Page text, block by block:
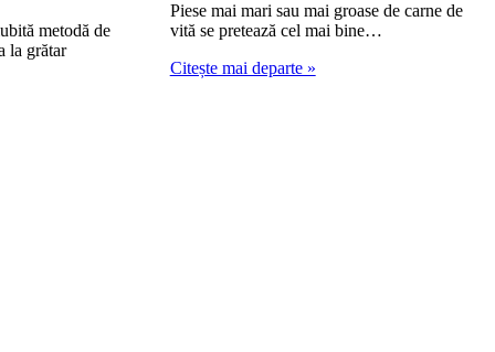
metodă de
la grătar
Piese mai mari sau mai groase de carne de
vită se pretează cel mai bine…
Citește mai departe »